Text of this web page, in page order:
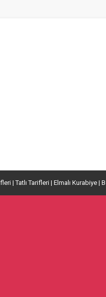
| Tatlı Tarifleri | Elmalı Kurabiye |